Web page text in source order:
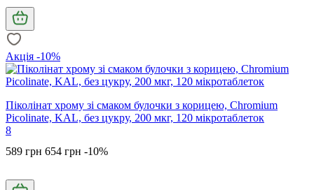
Акція -10%
Піколінат хрому зі смаком булочки з корицею, Chromium
Picolinate, KAL, без цукру, 200 мкг, 120 мікротаблеток
8
589 грн 654 грн -10%